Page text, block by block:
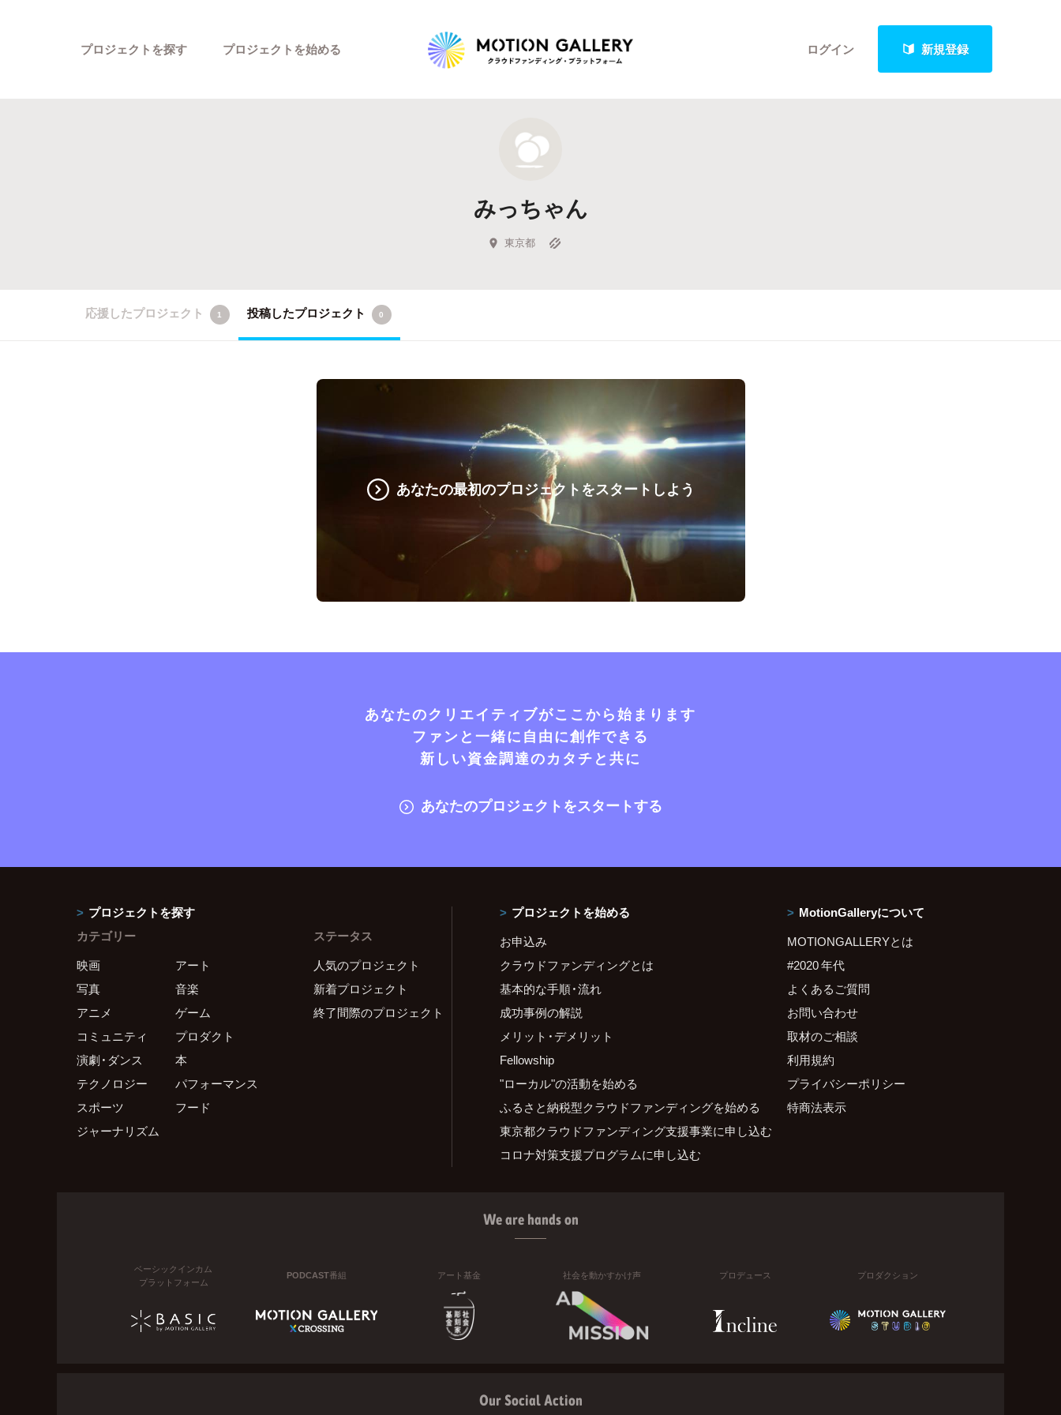
ログイン 新規登録
プロジェクトを探す
新着プロジェクト
Feature
キュレーターから探す
プロジェクトを始める
みっちゃん
東京都
応援したプロジェクト 1 投稿したプロジェクト 0
あなたの最初のプロジェクトをスタートしよう
あなたのクリエイティブがここから始まります
ファンと一緒に自由に創作できる
新しい資金調達のカタチと共に
あなたのプロジェクトをスタートする
プロジェクトを探す
カテゴリー
映画
アート
写真
音楽
アニメ
ゲーム
コミュニティ
プロダクト
演劇・ダンス
本
テクノロジー
パフォーマンス
スポーツ
フード
ジャーナリズム
ステータス
人気のプロジェクト
新着プロジェクト
終了間際のプロジェクト
プロジェクトを始める
お申込み
クラウドファンディングとは
基本的な手順・流れ
成功事例の解説
メリット・デメリット
Fellowship
"ローカル"の活動を始める
ふるさと納税型クラウドファンディングを始める
東京都クラウドファンディング支援事業に申し込む
コロナ対策支援プログラムに申し込む
MotionGalleryについて
MOTIONGALLERYとは
#2020 年代
よくあるご質問
お問い合わせ
取材のご相談
利用規約
プライバシーポリシー
特商法表示
We are hands on
ベーシックインカム
プラットフォーム
PODCAST番組 アート基金 社会を動かすかけ声 プロデュース プロダクション
Our Social Action